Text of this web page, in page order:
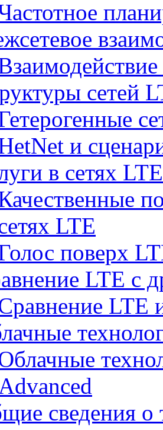
сетей
и
в сетях LTE
LTE
поверх
LTE с
LTE
сведения о